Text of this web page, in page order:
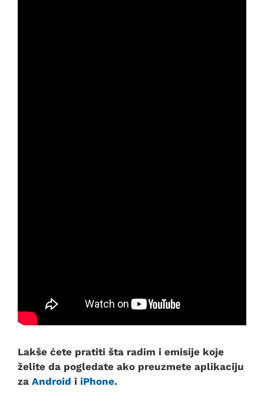
Lakše ćete pratiti šta radim i emisije koje
želite da pogledate ako preuzmete aplikaciju
za Android i iPhone.